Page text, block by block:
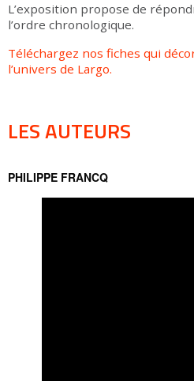
L’exposition propose de
l’ordre chronologique.
Téléchargez nos fiches qui
l’univers de Largo.
LES AUTEURS
PHILIPPE FRANCQ